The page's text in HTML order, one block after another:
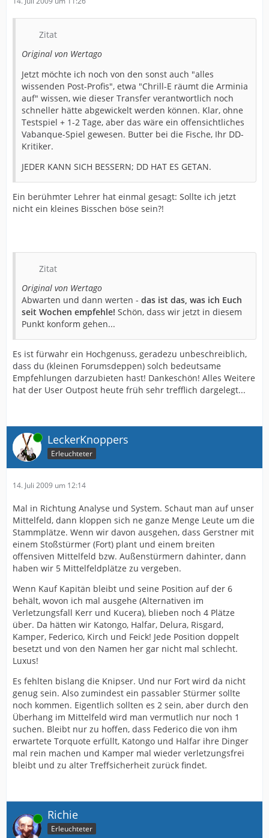
Zitat
Original von Wertago
Jetzt möchte ich noch von den sonst auch "alles
wissenden Post-Profis", etwa "Chrill-E räumt die Arminia
auf" wissen, wie dieser Transfer verantwortlich noch
schneller hätte abgewickelt werden können. Klar, ohne
Testspiel + 1-2 Tage, aber das wäre ein offensichtliches
Vabanque-Spiel gewesen. Butter bei die Fische, Ihr DD-
Kritiker.
JEDER KANN SICH BESSERN; DD HAT ES GETAN.
Ein berühmter Lehrer hat einmal gesagt: Sollte ich jetzt
nicht ein kleines Bisschen böse sein?!
Zitat
Original von Wertago
Abwarten und dann werten - das ist das, was ich Euch
seit Wochen empfehle! Schön, dass wir jetzt in diesem
Punkt konform gehen...
Es ist fürwahr ein Hochgenuss, geradezu unbeschreiblich,
dass du (kleinen Forumsdeppen) solch bedeutsame
Empfehlungen darzubieten hast! Dankeschön! Alles Weitere
hat der User Outpost heute früh sehr trefflich dargelegt...
Online LeckerKnoppers
Erleuchteter
14. Juli 2009 um 12:14
Mal in Richtung Analyse und System. Schaut man auf unser
Mittelfeld, dann kloppen sich ne ganze Menge Leute um die
Stammplätze. Wenn wir davon ausgehen, dass Gerstner mit
einem Stoßstürmer (Fort) plant und einem breiten
offensiven Mittelfeld bzw. Außenstürmern dahinter, dann
haben wir 5 Mittelfeldplätze zu vergeben.
Wenn Kauf Kapitän bleibt und seine Position auf der 6
behält, wovon ich mal ausgehe (Alternativen im
Verletzungsfall Kerr und Kucera), blieben noch 4 Plätze
über. Da hätten wir Katongo, Halfar, Delura, Risgard,
Kamper, Federico, Kirch und Feick! Jede Position doppelt
besetzt und von den Namen her gar nicht mal schlecht.
Luxus!
Es fehlten bislang die Knipser. Und nur Fort wird da nicht
genug sein. Also zumindest ein passabler Stürmer sollte
noch kommen. Eigentlich sollten es 2 sein, aber durch den
Überhang im Mittelfeld wird man vermutlich nur noch 1
suchen. Bleibt nur zu hoffen, dass Federico die von ihm
erwartete Torquote erfüllt, Katongo und Halfar ihre Dinger
mal rein machen und Kamper mal wieder verletzungsfrei
bleibt und zu alter Treffsicherheit zurück findet.
Online Richie
Erleuchteter